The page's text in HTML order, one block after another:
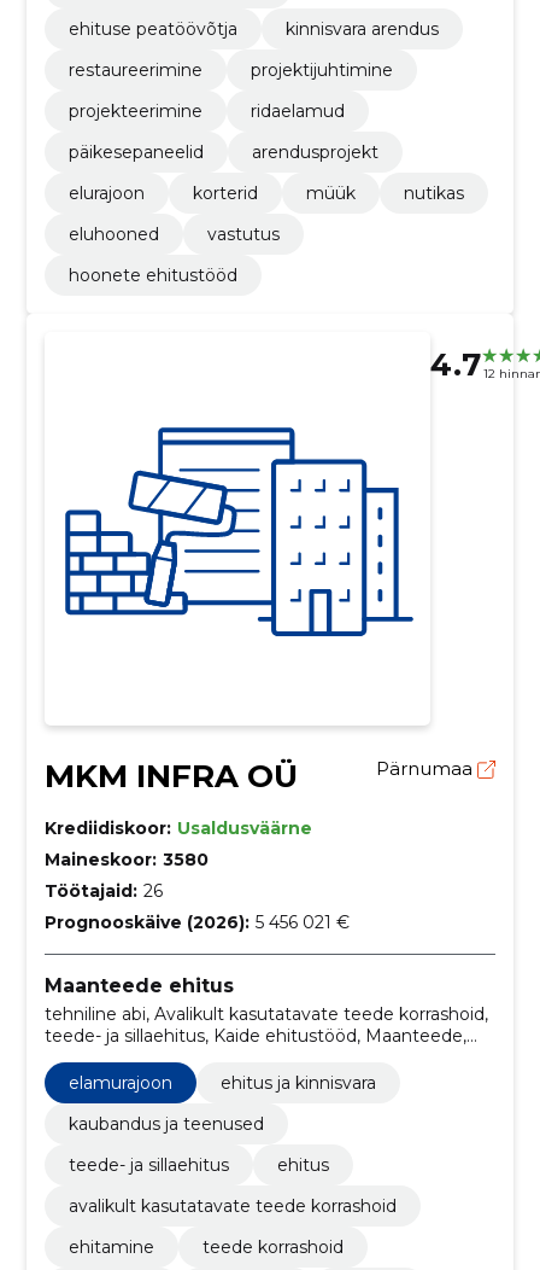
ehituse peatöövõtja
kinnisvara arendus
restaureerimine
projektijuhtimine
projekteerimine
ridaelamud
päikesepaneelid
arendusprojekt
elurajoon
korterid müük
nutikas
eluhooned
vastutus
hoonete ehitustööd
4.712
MKM INFRA OÜ Pärnumaa
Krediidiskoor: Usaldusväärne
Maineskoor: 3580
Töötajaid: 26
Prognooskäive (2026): 5 456 021 €
Maanteede ehitus
tehniline abi, Avalikult kasutatavate teede korrashoid,
teede- ja sillaehitus, Kaide ehitustööd, Maanteede,
teede, tänavate ja jalgradade alustööd, Elektriliinide
ehitustööd, Sadama valgustusseadmete
paigaldamine, Vee- ja kanalisatsioonitorustike
ehitustööd, Välisvalgustuse paigaldamine,
elamurajoon
ehitus ja kinnisvara
kaubandus ja teenused
teede- ja sillaehitus
ehitus
avalikult kasutatavate teede korrashoid
ehitamine
teede korrashoid